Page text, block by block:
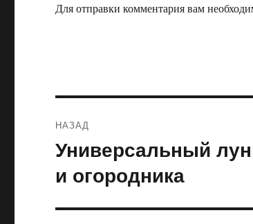
Для отправки комментария вам
по
записям
НАЗАД
Предыдущая
Универсальный
и огородника